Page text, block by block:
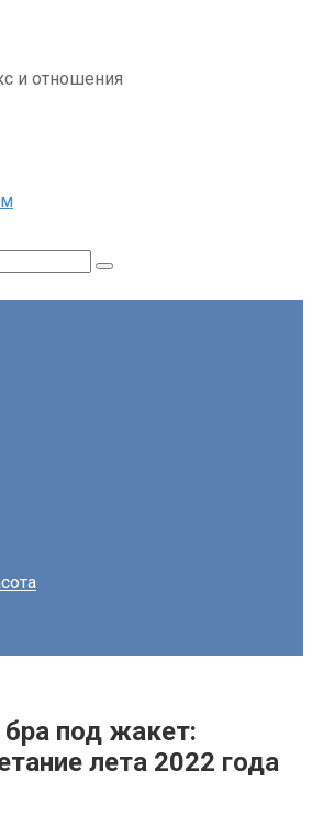
и отношения
под жакет:
лета 2022 года